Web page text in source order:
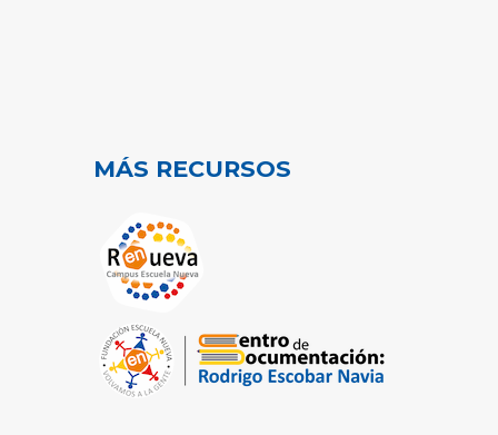
MÁS RECURSOS